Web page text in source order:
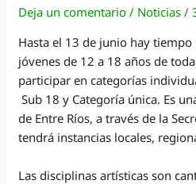
Deja un comentario / Noticias /
Hasta el 13 de junio hay
jóvenes de 12 a 18 años de
participar en categorías
Sub 18 y Categoría única. Es
de Entre Ríos, a través de la
tendrá instancias locales,
Las disciplinas artísticas son